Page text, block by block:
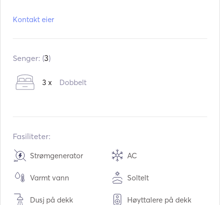
Inn igjen:01 / 2020
Drivstofftype:Diesel
Kontakt eier
Senger: (3)
3 x Dobbelt
Fasiliteter:
Strømgenerator AC
Varmt vann Soltelt
Dusj på dekk Høyttalere på dekk